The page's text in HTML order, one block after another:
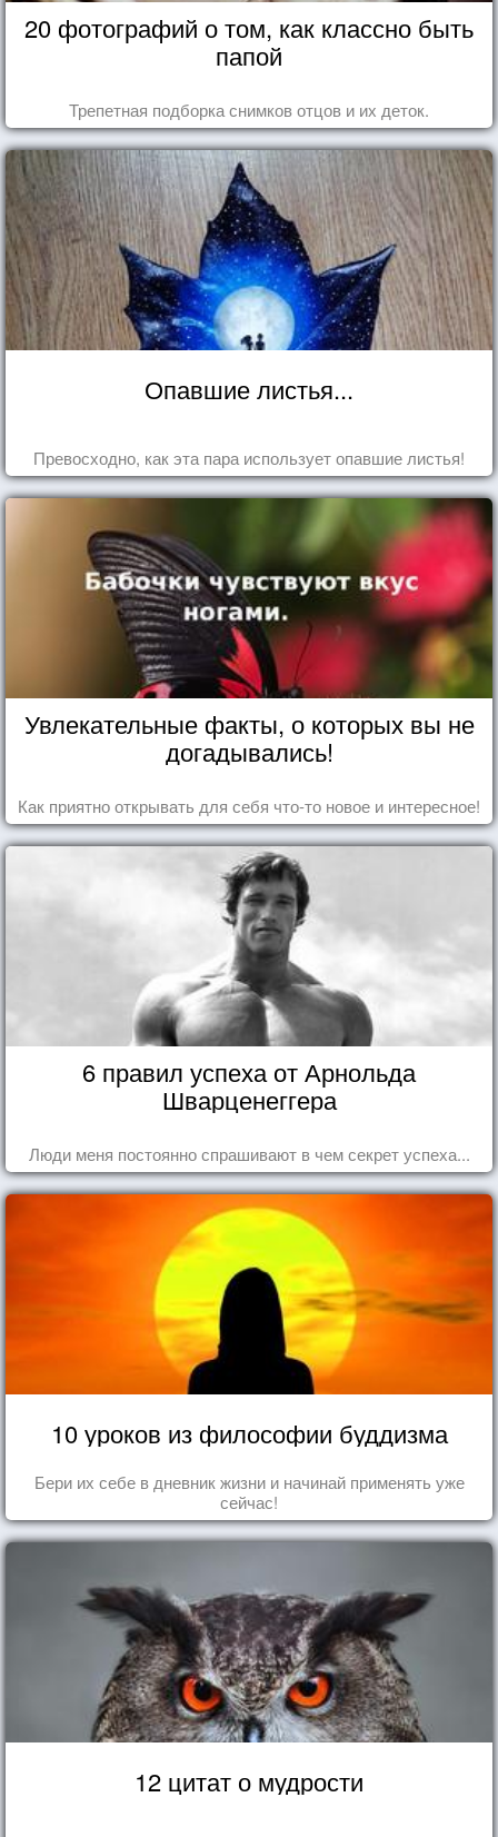
20 фотографий о том, как классно быть
папой
Трепетная подборка снимков отцов и их деток.
Опавшие листья...
Превосходно, как эта пара использует опавшие листья!
Увлекательные факты, о которых вы не
догадывались!
Как приятно открывать для себя что-то новое и интересное!
6 правил успеха от Арнольда
Шварценеггера
Люди меня постоянно спрашивают в чем секрет успеха...
10 уроков из философии буддизма
Бери их себе в дневник жизни и начинай применять уже
сейчас!
12 цитат о мудрости